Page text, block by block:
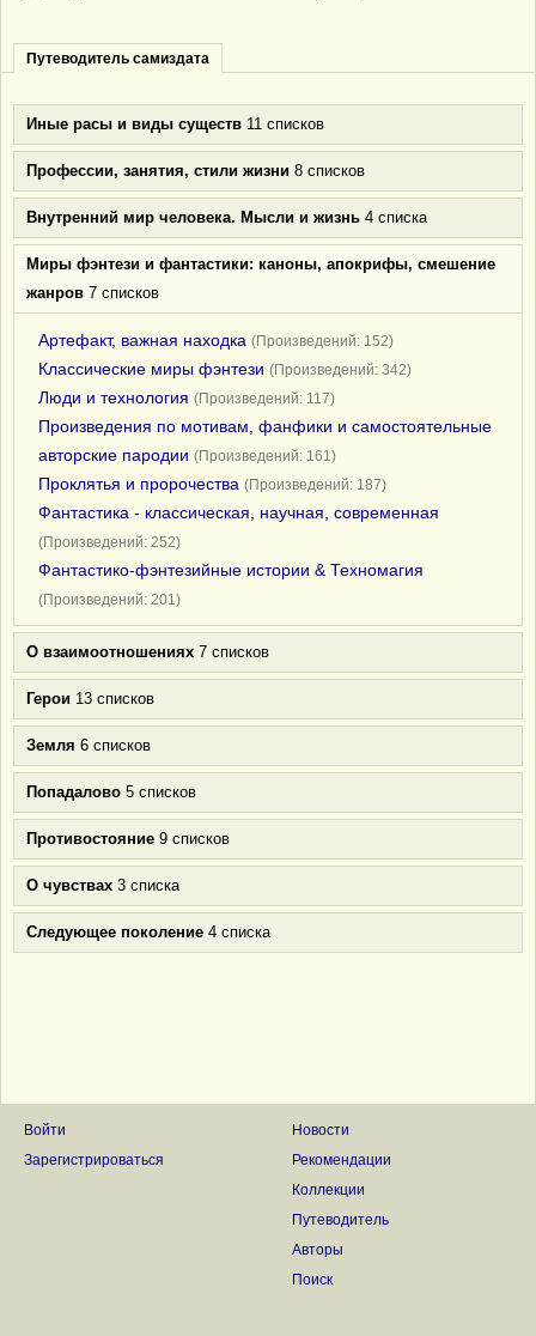
Путеводитель самиздата
Иные расы и виды существ 11 списков
Профессии, занятия, стили жизни 8 списков
Внутренний мир человека. Мысли и жизнь 4 списка
Миры фэнтези и фантастики: каноны, апокрифы, смешение
жанров 7 списков
Артефакт, важная находка (Произведений: 152)
Классические миры фэнтези (Произведений: 342)
Люди и технология (Произведений: 117)
Произведения по мотивам, фанфики и самостоятельные
авторские пародии (Произведений: 161)
Проклятья и пророчества (Произведений: 187)
Фантастика - классическая, научная, современная
(Произведений: 252)
Фантастико-фэнтезийные истории & Техномагия
(Произведений: 201)
О взаимоотношениях 7 списков
Герои 13 списков
Земля 6 списков
Попадалово 5 списков
Противостояние 9 списков
О чувствах 3 списка
Следующее поколение 4 списка
Войти
Зарегистрироваться
Новости
Рекомендации
Коллекции
Путеводитель
Авторы
Поиск